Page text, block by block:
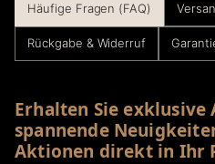
Häufige Fragen (FAQ)
Rückgabe & Widerruf
Erhalten Sie exklusive
spannende
Aktionen direkt in Ihr